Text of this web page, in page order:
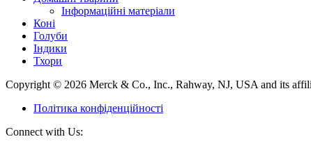
Інформаційні матеріали
Коні
Голуби
Індики
Тхори
Copyright © 2026 Merck & Co., Inc., Rahway, NJ, USA and its
Політика конфіденційності
Connect with Us: